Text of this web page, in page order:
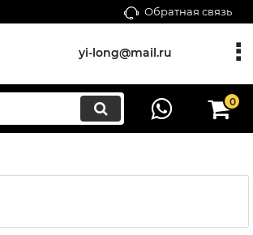
Обратная связь
yi-long@mail.ru
0